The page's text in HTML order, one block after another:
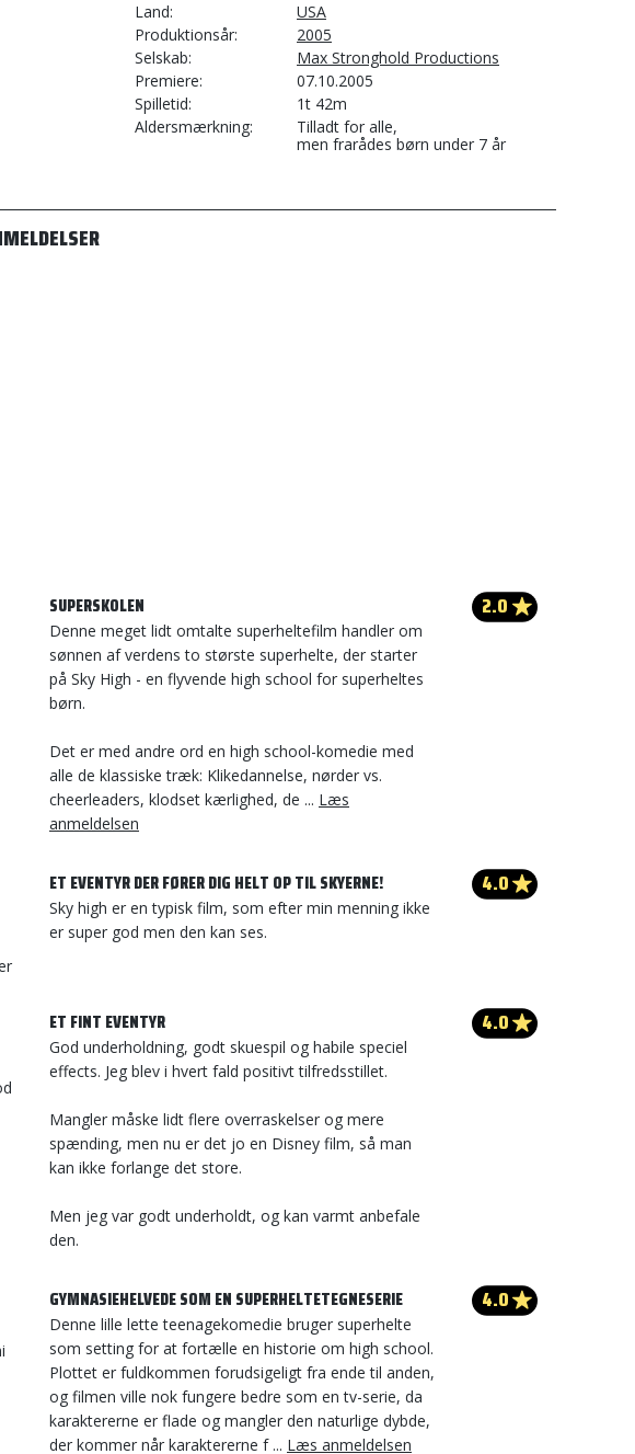
Land
USA
Produktionsår
2005
Selskab
Max Stronghold Productions
Premiere
07.10.2005
Spilletid
1t 42m
Aldersmærkning
Tilladt for alle,
men frarådes børn under 7 år
SUPERSKOLEN
Denne meget lidt omtalte superheltefilm handler om
sønnen af verdens to største superhelte, der starter
på Sky High - en flyvende high school for superheltes
børn.
Det er med andre ord en high school-komedie med
alle de klassiske træk: Klikedannelse, nørder vs.
cheerleaders, klodset kærlighed, de ... Læs
anmeldelsen
2.0
ET EVENTYR DER FØRER DIG HELT OP TIL SKYERNE!
Sky high er en typisk film, som efter min menning ikke
er super god men den kan ses.
4.0
ET FINT EVENTYR
God underholdning, godt skuespil og habile speciel
effects. Jeg blev i hvert fald positivt tilfredsstillet.
Mangler måske lidt flere overraskelser og mere
spænding, men nu er det jo en Disney film, så man
kan ikke forlange det store.
Men jeg var godt underholdt, og kan varmt anbefale
den.
4.0
GYMNASIEHELVEDE SOM EN SUPERHELTETEGNESERIE
Denne lille lette teenagekomedie bruger superhelte
som setting for at fortælle en historie om high school.
Plottet er fuldkommen forudsigeligt fra ende til anden,
og filmen ville nok fungere bedre som en tv-serie, da
karaktererne er flade og mangler den naturlige dybde,
der kommer når karaktererne f ... Læs anmeldelsen
4.0